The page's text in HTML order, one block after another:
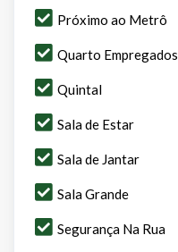
Próximo ao Metrô
Quarto Empregados
Quintal
Sala de Estar
Sala de Jantar
Sala Grande
Segurança Na Rua